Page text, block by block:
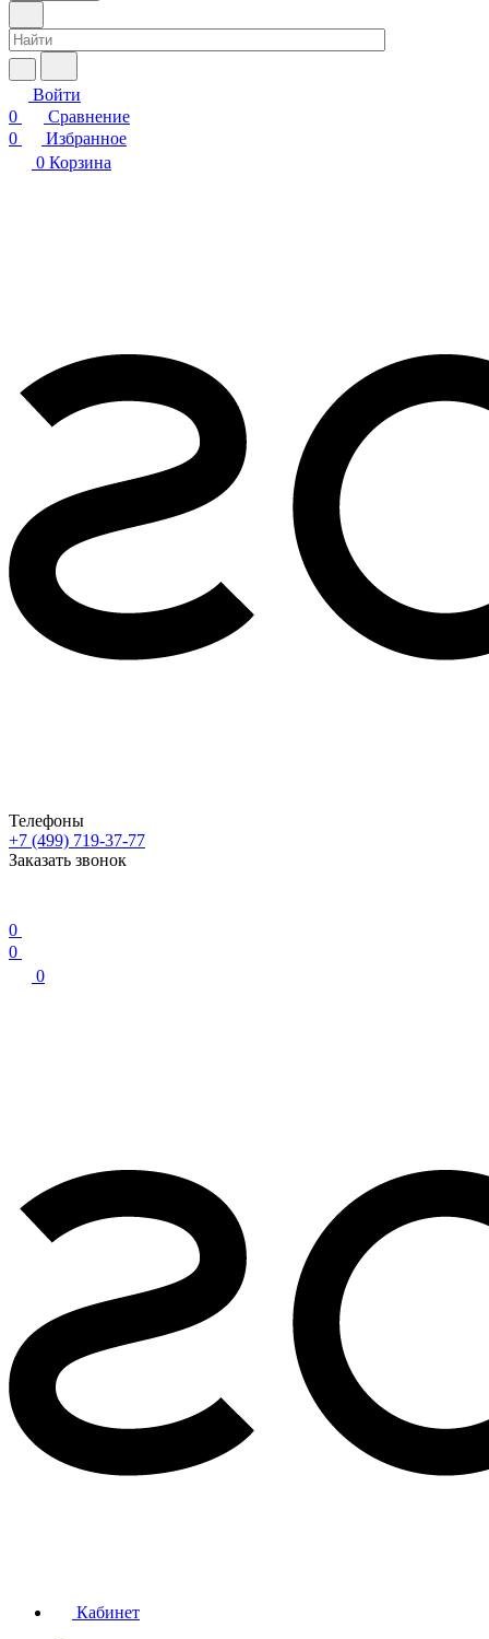
Войти
0
Сравнение
0
Избранное
0 Корзина
Телефоны
+7 (499) 719-37-77
Заказать звонок
0
0
0
Кабинет